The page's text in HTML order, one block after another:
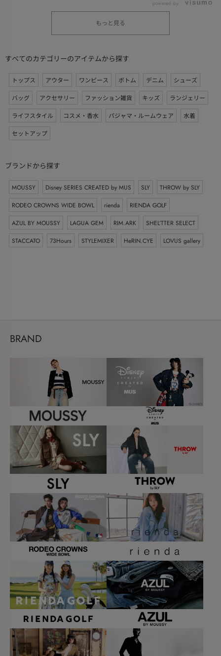
powered by
もっと見る
すべてのカテゴリーのアイテムから探す
トップス アウター ワンピース ボトム デニム
シューズ
バッグ
アクセサリー ファッション雑貨 キッズ
ランジェリー
ライフスタイル
コスメ・香水 パジャマ・ルームウェア
水着
セットアップ
ブランドから探す
MOUSSY Disney SERIES CREATED by MUS SLY
THROW by SLY
RODEO CROWNS WIDE BOWL
rienda
RIENDA GOLF
AZUL BY MOUSSY
LAGUA GEM RIM.ARK
SHEL’TTER SELECT
STACCATO
73Hours STYLEMIXER HeRIN.CYE LOVUS gallery
BRAND